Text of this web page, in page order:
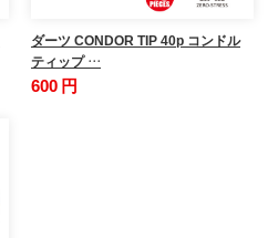
ダーツ CONDOR TIP 40p コンドル
ティップ …
600 円